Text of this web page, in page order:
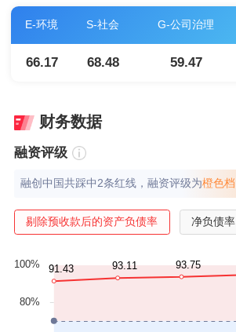
E-环境 S-社会 G-公司治理
66.17 68.48 59.47
财务数据
融资评级
融创中国共踩中2条红线，融资评级为橙⾊档
剔除预收款后的资产负债率 净负债率